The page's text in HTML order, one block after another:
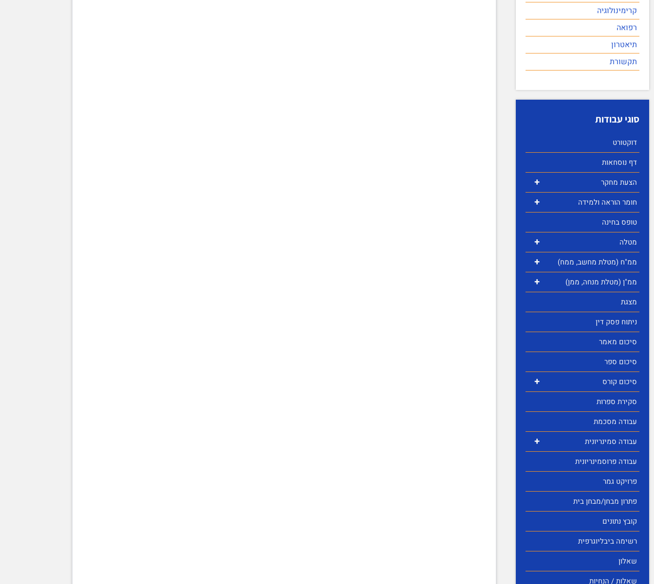
קרימינולוגיה
רפואה
תיאטרון
תקשורת
סוגי עבודות
דוקטורט
דף נוסחאות
+ הצעת מחקר
+
חומר הוראה ולמידה
טופס בחינה
+ מטלה
+ ממ"ח (מטלת מחשב, ממח)
+
ממ"ן (מטלת מנחה, ממן)
מצגת
ניתוח פסק דין
סיכום מאמר
סיכום ספר
+
סיכום קורס
סקירת ספרות
עבודה מסכמת
+
עבודה סמינריונית
עבודה פרוסמינריונית
פרויקט גמר
פתרון מבחן/מבחן בית
קובץ נתונים
רשימה ביבליוגרפית
שאלון
שאלות / הנחיות